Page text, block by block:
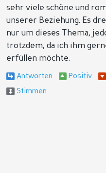
sehr viele schöne und
unserer Beziehung. Es
nur um dieses Thema,
trotzdem, da ich ihm
erfüllen möchte.